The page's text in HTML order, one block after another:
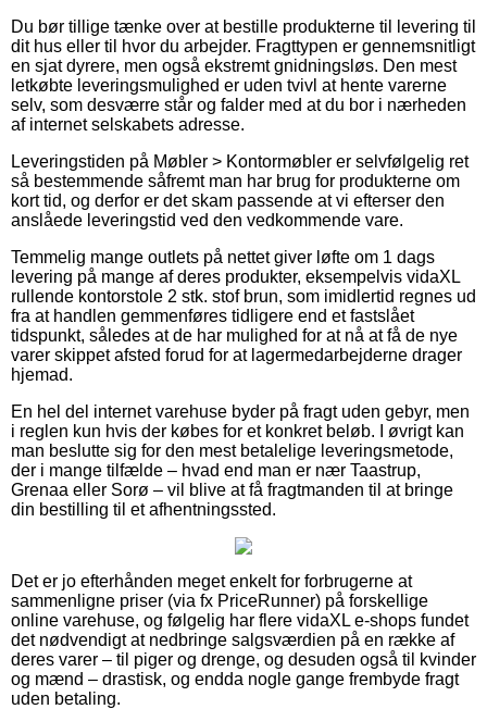
Du bør tillige tænke over at bestille produkterne til levering til
dit hus eller til hvor du arbejder. Fragttypen er gennemsnitligt
en sjat dyrere, men også ekstremt gnidningsløs. Den mest
letkøbte leveringsmulighed er uden tvivl at hente varerne
selv, som desværre står og falder med at du bor i nærheden
af internet selskabets adresse.
Leveringstiden på Møbler > Kontormøbler er selvfølgelig ret
så bestemmende såfremt man har brug for produkterne om
kort tid, og derfor er det skam passende at vi efterser den
anslåede leveringstid ved den vedkommende vare.
Temmelig mange outlets på nettet giver løfte om 1 dags
levering på mange af deres produkter, eksempelvis vidaXL
rullende kontorstole 2 stk. stof brun, som imidlertid regnes ud
fra at handlen gemmenføres tidligere end et fastslået
tidspunkt, således at de har mulighed for at nå at få de nye
varer skippet afsted forud for at lagermedarbejderne drager
hjemad.
En hel del internet varehuse byder på fragt uden gebyr, men
i reglen kun hvis der købes for et konkret beløb. I øvrigt kan
man beslutte sig for den mest betalelige leveringsmetode,
der i mange tilfælde – hvad end man er nær Taastrup,
Grenaa eller Sorø – vil blive at få fragtmanden til at bringe
din bestilling til et afhentningssted.
Det er jo efterhånden meget enkelt for forbrugerne at
sammenligne priser (via fx PriceRunner) på forskellige
online varehuse, og følgelig har flere vidaXL e-shops fundet
det nødvendigt at nedbringe salgsværdien på en række af
deres varer – til piger og drenge, og desuden også til kvinder
og mænd – drastisk, og endda nogle gange frembyde fragt
uden betaling.